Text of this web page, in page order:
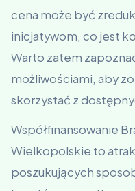
cena może być
inicjatywom, co jest
Warto zatem
możliwościami, aby
skorzystać z
Współfinansowanie
Wielkopolskie to
poszukujących